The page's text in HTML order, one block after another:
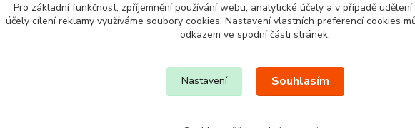
Pro základní funkčnost, zpříjemnění používání webu, analytické účely a v případě
účely cílení reklamy využíváme soubory cookies. Nastavení vlastních preferencí cookies
odkazem ve spodní části stránek.
Nastavení Souhlasím